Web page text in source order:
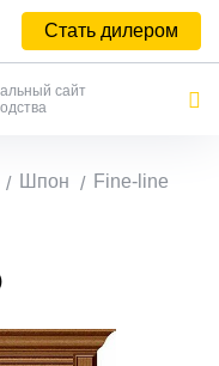
Стать дилером
сайт
Шпон Fine-line